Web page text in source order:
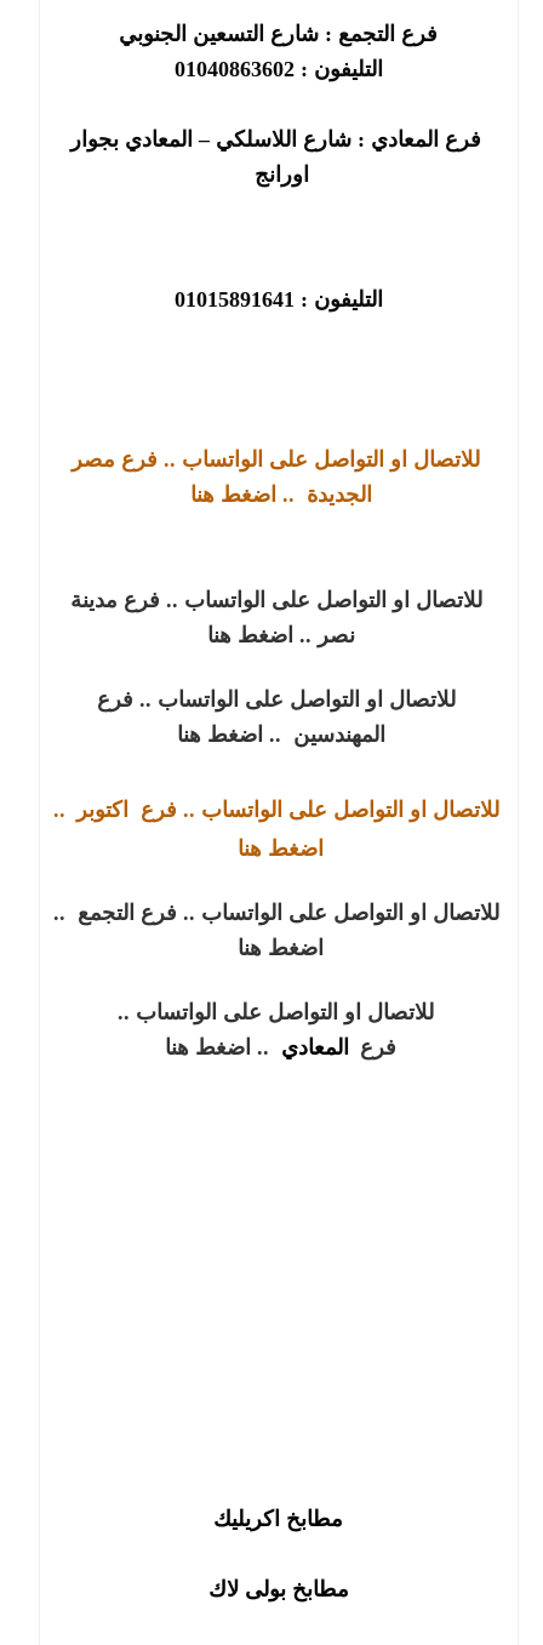
فرع التجمع : شارع التسعين الجنوبي
التليفون : 01040863602
فرع المعادي : شارع اللاسلكي – المعادي بجوار
اورانج
التليفون : 01015891641
للاتصال او التواصل على الواتساب .. فرع مصر
الجديدة .. اضغط هنا
للاتصال او التواصل على الواتساب .. فرع مدينة
نصر .. اضغط هنا
للاتصال او التواصل على الواتساب .. فرع
المهندسين .. اضغط هنا
للاتصال او التواصل على الواتساب .. فرع اكتوبر
..
اضغط هنا
للاتصال او التواصل على الواتساب .. فرع التجمع ..
اضغط هنا
للاتصال او التواصل على الواتساب ..
فرع
المعادي .. اضغط هنا
مطابخ اكريليك
مطابخ بولى لاك